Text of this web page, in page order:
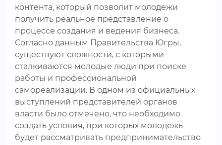
контента, который позволит молодежи
получить реальное представление о
процессе создания и ведения бизнеса.
Согласно данным Правительства Югры,
существуют сложности, с которыми
сталкиваются молодые люди при поиске
работы и профессиональной
самореализации. В одном из официальных
выступлений представителей органов
власти было отмечено, что необходимо
создать условия, при которых молодежь
будет рассматривать предпринимательство